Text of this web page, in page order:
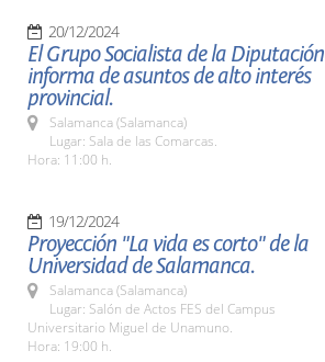
20/12/2024
El Grupo Socialista de la Diputación
informa de asuntos de alto interés
provincial.
Salamanca (Salamanca)
Lugar: Sala de las Comarcas.
Hora: 11:00 h.
19/12/2024
Proyección "La vida es corto" de la
Universidad de Salamanca.
Salamanca (Salamanca)
Lugar: Salón de Actos FES del Campus
Universitario Miguel de Unamuno.
Hora: 19:00 h.